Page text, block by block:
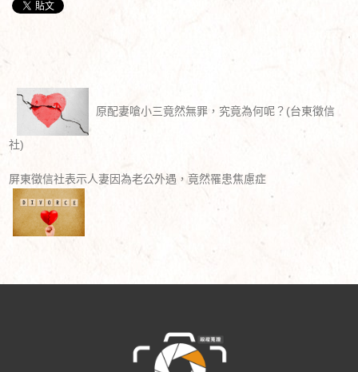
原配妻嗆小三竟然無罪，究竟為何呢？(台東徵信
社)
屏東徵信社表示人妻因為老公外遇，竟然罹患焦慮症